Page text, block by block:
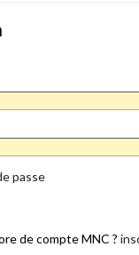
passe
de compte MNC ?